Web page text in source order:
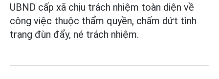
UBND cấp xã chịu trách nhiệm toàn diện về
công việc thuộc thẩm quyền, chấm dứt tình
trạng đùn đẩy, né trách nhiệm.